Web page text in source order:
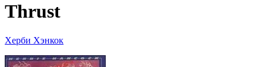
Thrust
Херби Хэнкок